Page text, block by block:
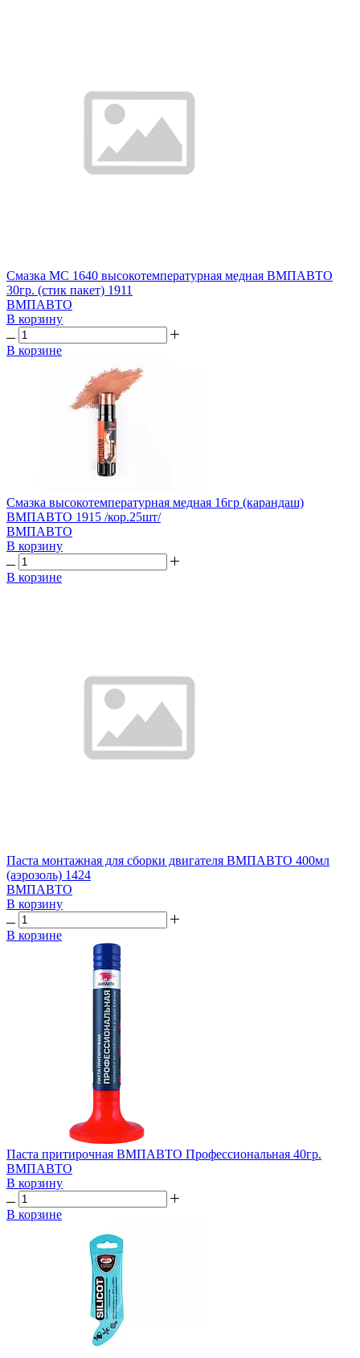
Смазка МС 1640 высокотемпературная медная ВМПАВТО
30гр. (стик пакет) 1911
ВМПАВТО
В корзину
В корзине
Смазка высокотемпературная медная 16гр (карандаш)
ВМПАВТО 1915 /кор.25шт/
ВМПАВТО
В корзину
В корзине
Паста монтажная для сборки двигателя ВМПАВТО 400мл
(аэрозоль) 1424
ВМПАВТО
В корзину
В корзине
Паста притирочная ВМПАВТО Профессиональная 40гр.
ВМПАВТО
В корзину
В корзине